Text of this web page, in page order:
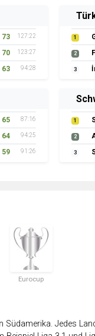
73 127:22
70 123:27
63 94:28
1
2
3
65 87:16
64 94:25
59 91:26
1
2
3
Eurocup
Jedes